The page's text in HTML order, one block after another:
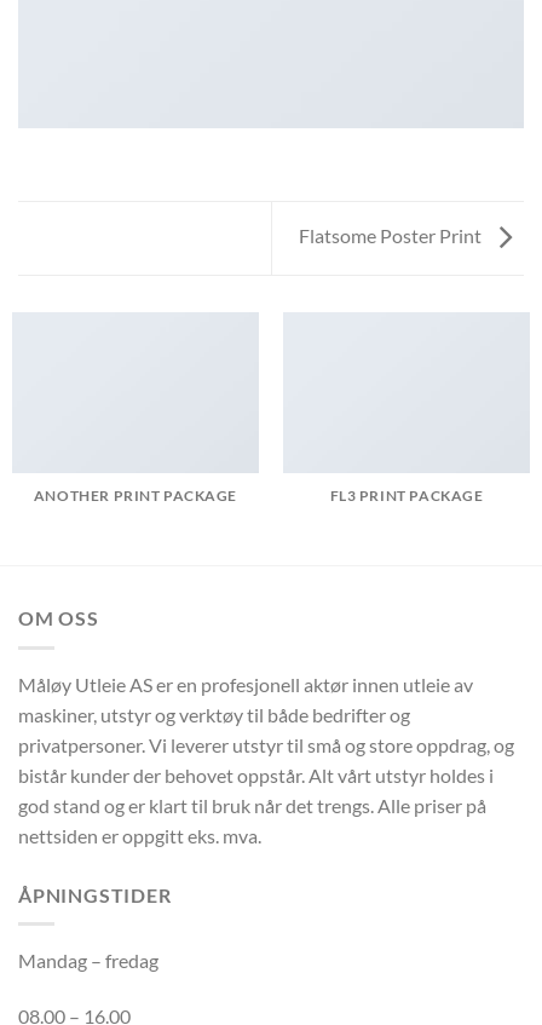
Flatsome Poster Print
ANOTHER PRINT PACKAGE FL3 PRINT PACKAGE
OM OSS
Måløy Utleie AS er en profesjonell aktør innen utleie av
maskiner, utstyr og verktøy til både bedrifter og
privatpersoner. Vi leverer utstyr til små og store oppdrag, og
bistår kunder der behovet oppstår. Alt vårt utstyr holdes i
god stand og er klart til bruk når det trengs. Alle priser på
nettsiden er oppgitt eks. mva.
ÅPNINGSTIDER
Mandag – fredag
08.00 – 16.00